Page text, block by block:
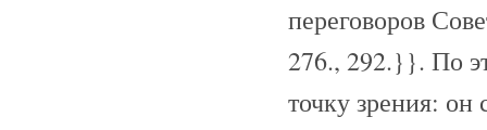
переговоров
276., 292.}}. По
точку зрения: он